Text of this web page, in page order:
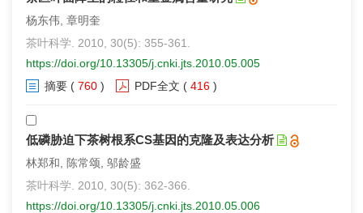
杨东伟, 章明奎
茶叶科学. 2010, 30(5): 355-361.
https://doi.org/10.13305/j.cnki.jts.2010.05.005
摘要 ( 760 ) PDF全文 ( 416 )
低磷胁迫下茶树根系CS基因的克隆及表达分析
林郑和, 陈常颂, 邬龄盛
茶叶科学. 2010, 30(5): 362-366.
https://doi.org/10.13305/j.cnki.jts.2010.05.006